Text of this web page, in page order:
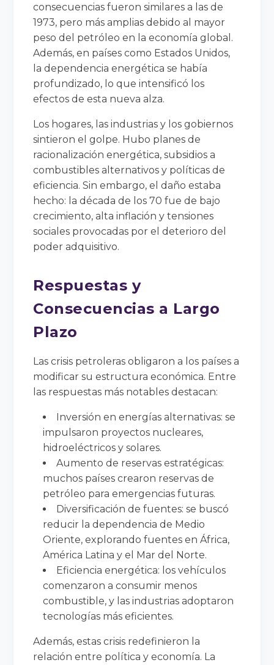
consecuencias fueron similares a las de
1973, pero más amplias debido al mayor
peso del petróleo en la economía global.
Además, en países como Estados Unidos,
la dependencia energética se había
profundizado, lo que intensificó los
efectos de esta nueva alza.
Los hogares, las industrias y los gobiernos
sintieron el golpe. Hubo planes de
racionalización energética, subsidios a
combustibles alternativos y políticas de
eficiencia. Sin embargo, el daño estaba
hecho: la década de los 70 fue de bajo
crecimiento, alta inflación y tensiones
sociales provocadas por el deterioro del
poder adquisitivo.
Respuestas y
Consecuencias a Largo
Plazo
Las crisis petroleras obligaron a los países a
modificar su estructura económica. Entre
las respuestas más notables destacan:
Inversión en energías alternativas: se
impulsaron proyectos nucleares,
hidroeléctricos y solares.
Aumento de reservas estratégicas:
muchos países crearon reservas de
petróleo para emergencias futuras.
Diversificación de fuentes: se buscó
reducir la dependencia de Medio
Oriente, explorando fuentes en África,
América Latina y el Mar del Norte.
Eficiencia energética: los vehículos
comenzaron a consumir menos
combustible, y las industrias adoptaron
tecnologías más eficientes.
Además, estas crisis redefinieron la
relación entre política y economía. La